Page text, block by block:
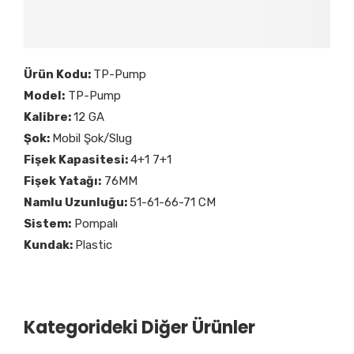
Ürün Kodu: TP-Pump
Model: TP-Pump
Kalibre:12 GA
Şok: Mobil Şok/Slug
Fişek Kapasitesi:4+1 7+1
Fişek Yatağı: 76MM
Namlu Uzunluğu:51-61-66-71 CM
Sistem: Pompalı
Kundak: Plastic
Kategorideki Diğer Ürünler